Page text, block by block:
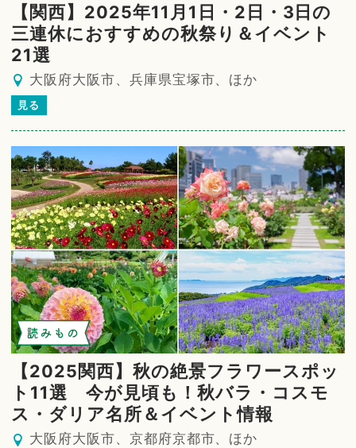
【関西】2025年11月1日・2日・3日の
三連休におすすめの秋祭り＆イベント
21選
大阪府大阪市、兵庫県宝塚市、ほか
見る
読みもの
【2025関西】秋の絶景フラワースポッ
ト11選 今が見頃も！秋バラ・コスモ
ス・ダリア名所＆イベント情報
大阪府大阪市、京都府京都市、ほか